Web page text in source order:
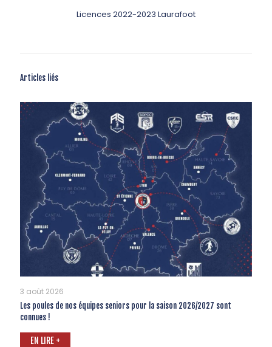
Licences 2022-2023 Laurafoot
Articles liés
3 août 2026
Les poules de nos équipes seniors pour la saison 2026/2027 sont
connues !
EN LIRE +